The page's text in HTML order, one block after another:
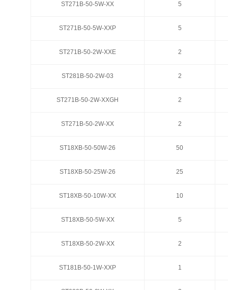
ST271B-50-5W-XX 5
ST271B-50-5W-XXP 5
ST271B-50-2W-XXE 2
ST281B-50-2W-03 2
ST271B-50-2W-XXGH 2
ST271B-50-2W-XX 2
ST18XB-50-50W-26 50
ST18XB-50-25W-26 25
ST18XB-50-10W-XX 10
ST18XB-50-5W-XX 5
ST18XB-50-2W-XX 2
ST181B-50-1W-XXP 1
ST271B-50-5W-XX 5
ST271B-50-5W-XXP 5
ST271B-50-2W-XXE 2
ST281B-50-2W-03 2
ST271B-50-2W-XXGH 2
ST271B-50-2W-XX 2
ST18XB-50-50W-26 50
ST18XB-50-25W-26 25
ST18XB-50-10W-XX 10
ST18XB-50-5W-XX 5
ST18XB-50-2W-XX 2
ST181B-50-1W-XXP 1